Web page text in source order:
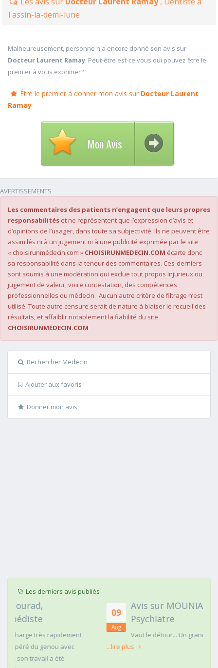
Tassin-la-demi-lune
Malheureusement, personne n'a encore donné son avis sur
Docteur Laurent Ramay. Peut-être est-ce vous qui pouvez être le
premier à vous exprimer?
Être le premier à donner mon avis sur Docteur Laurent
Ramay
Mon Avis
AVERTISSEMENTS
Les commentaires des patients n’engagent que leurs propres
responsabilités et ne représentent que l’expression d’avis et
d’opinions de l’usager, dans toute sa subjectivité. Ils ne peuvent être
assimilés ni à un jugement ni à une publicité exprimée par le site
« choisirunmédecin.com » CHOISIRUNMEDECIN.COM écarte donc
sa responsabilité dans la teneur des commentaires. Ces-derniers
sont soumis à une modération qui exclue tout propos injurieux ou
jugement de valeur, voire contestation, des compétences
professionnelles du médecin. Aucun autre critère de filtrage n’est
utilisé. Toute autre censure serait de nature à biaiser le recueil des
résultats, et affaiblir notablement la fiabilité du site
CHOISIRUNMEDECIN.COM
Rechercher Medecin
Ajouter aux favoris
Donner mon avis
Les derniers avis publiés
09
Avis sur MOUNIA HOUSSAIM,
Vaut le détour... Un grand détour !!
...lire plus